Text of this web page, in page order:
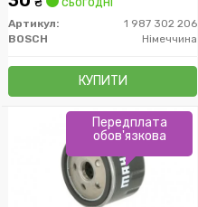
Артикул:
1 987 302 206
BOSCH
Німеччина
КУПИТИ
Передплата
обов'язкова